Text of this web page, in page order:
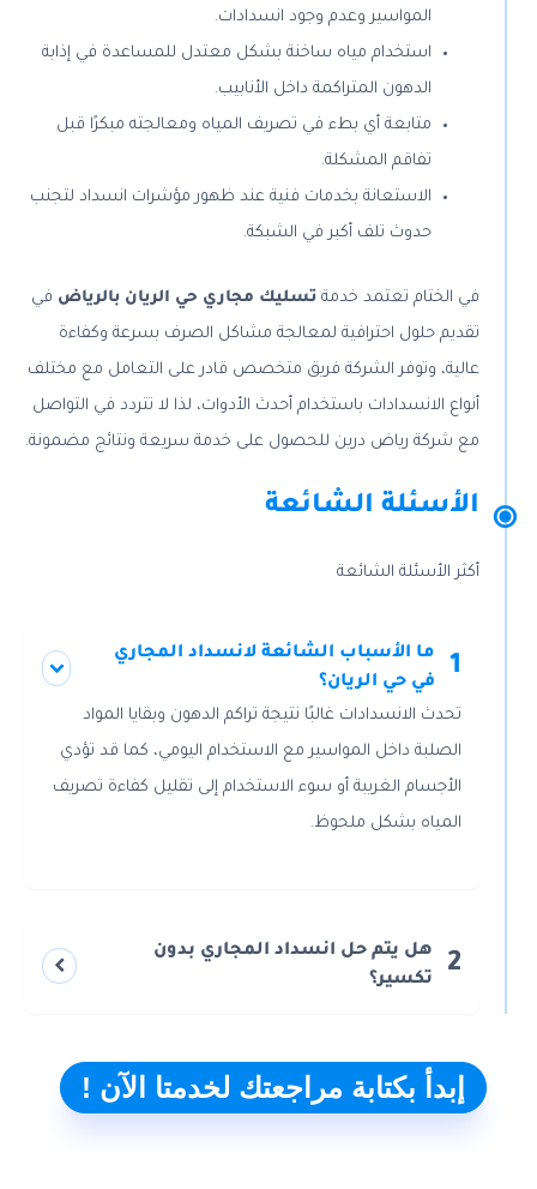
المواسير وعدم وجود انسدادات.
استخدام مياه ساخنة بشكل معتدل للمساعدة في إذابة
الدهون المتراكمة داخل الأنابيب.
متابعة أي بطء في تصريف المياه ومعالجته مبكرًا قبل
تفاقم المشكلة.
الاستعانة بخدمات فنية عند ظهور مؤشرات انسداد لتجنب
حدوث تلف أكبر في الشبكة.
في الختام تعتمد خدمة تسليك مجاري حي الريان بالرياض في
تقديم حلول احترافية لمعالجة مشاكل الصرف بسرعة وكفاءة
عالية، وتوفر الشركة فريق متخصص قادر على التعامل مع مختلف
أنواع الانسدادات باستخدام أحدث الأدوات، لذا لا تتردد في التواصل
مع شركة رياض درين للحصول على خدمة سريعة ونتائج مضمونة.
الأسئلة الشائعة
أكثر الأسئلة الشائعة
1
ما الأسباب الشائعة لانسداد المجاري
في حي الريان؟
تحدث الانسدادات غالبًا نتيجة تراكم الدهون وبقايا المواد
الصلبة داخل المواسير مع الاستخدام اليومي، كما قد تؤدي
الأجسام الغريبة أو سوء الاستخدام إلى تقليل كفاءة تصريف
المياه بشكل ملحوظ.
2
هل يتم حل انسداد المجاري بدون
تكسير؟
إبدأ بكتابة مراجعتك لخدمتا الآن !